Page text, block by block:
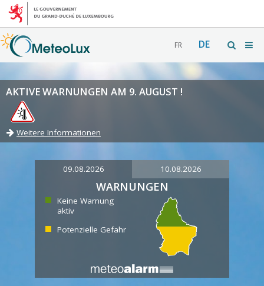
FR DE
AKTIVE WARNUNGEN AM 9. AUGUST !
Weitere Informationen
09.08.2026 10.08.2026
WARNUNGEN
Keine Warnung
aktiv
Potenzielle Gefahr